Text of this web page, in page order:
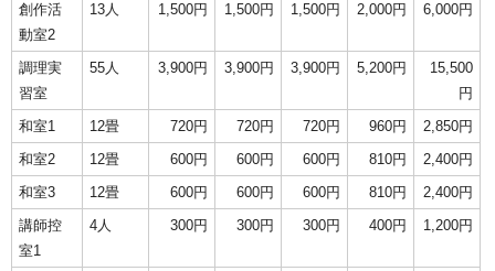
創作活
動室2
13人 1,500円 1,500円 1,500円 2,000円 6,000円
調理実
習室
55人 3,900円 3,900円 3,900円 5,200円
15,500
円
和室1
12畳 720円 720円 720円 960円
2,850円
和室2
12畳 600円 600円 600円 810円
2,400円
和室3
12畳 600円 600円 600円 810円
2,400円
講師控
室1
4人 300円 300円 300円 400円 1,200円